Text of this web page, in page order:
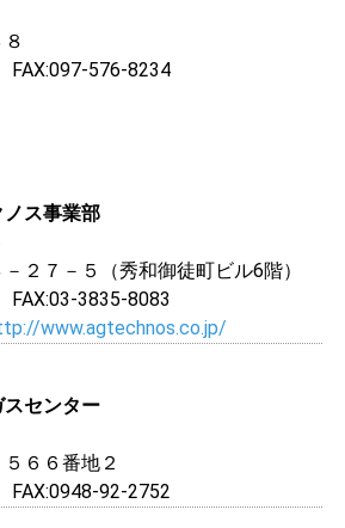
576-8234
ス事業部
２７－５（秀和御徒町ビル6階）
3835-8083
www.agtechnos.co.jp/
センター
６６番地２
92-2752